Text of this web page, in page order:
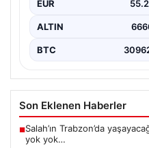
EUR
ALTIN
BTC
Son Eklenen Haberler
■Salah’ın Trabzon’da
yok yok…